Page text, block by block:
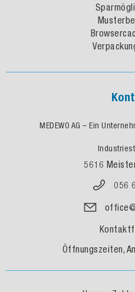
MEDEWO AG – Ein
5616
056
Öffnungszeiten,